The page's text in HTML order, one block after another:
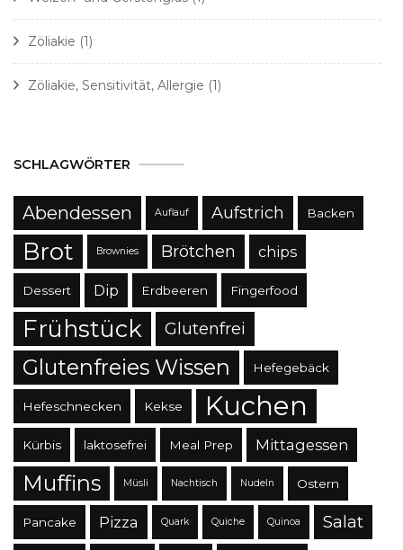
Zöliakie (1)
Zöliakie, Sensitivität, Allergie (1)
SCHLAGWÖRTER
Abendessen Auflauf Aufstrich Backen
Brot Brownies Brötchen chips
Dessert Dip Erdbeeren Fingerfood
Frühstück Glutenfrei
Glutenfreies Wissen Hefegebäck
Hefeschnecken Kekse Kuchen
Kürbis laktosefrei Meal Prep Mittagessen
Muffins Müsli Nachtisch Nudeln Ostern
Pancake Pizza Quark Quiche Quinoa Salat